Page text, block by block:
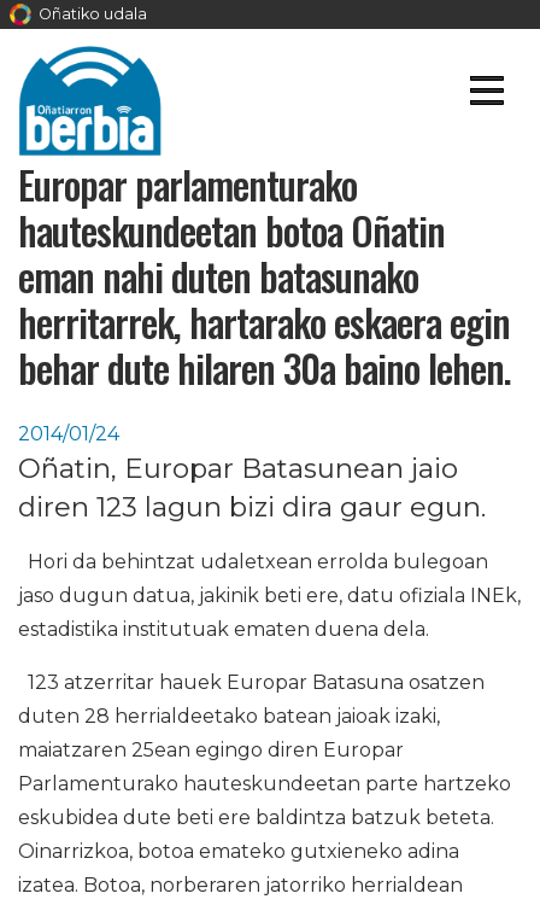
Oñatiko udala
Europar parlamenturako
hauteskundeetan botoa Oñatin
eman nahi duten batasunako
herritarrek, hartarako eskaera egin
behar dute hilaren 30a baino lehen.
2014/01/24
Oñatin, Europar Batasunean jaio
diren 123 lagun bizi dira gaur egun.
Hori da behintzat udaletxean errolda bulegoan
jaso dugun datua, jakinik beti ere, datu ofiziala INEk,
estadistika institutuak ematen duena dela.
123 atzerritar hauek Europar Batasuna osatzen
duten 28 herrialdeetako batean jaioak izaki,
maiatzaren 25ean egingo diren Europar
Parlamenturako hauteskundeetan parte hartzeko
eskubidea dute beti ere baldintza batzuk beteta.
Oinarrizkoa, botoa emateko gutxieneko adina
izatea. Botoa, norberaren jatorriko herrialdean